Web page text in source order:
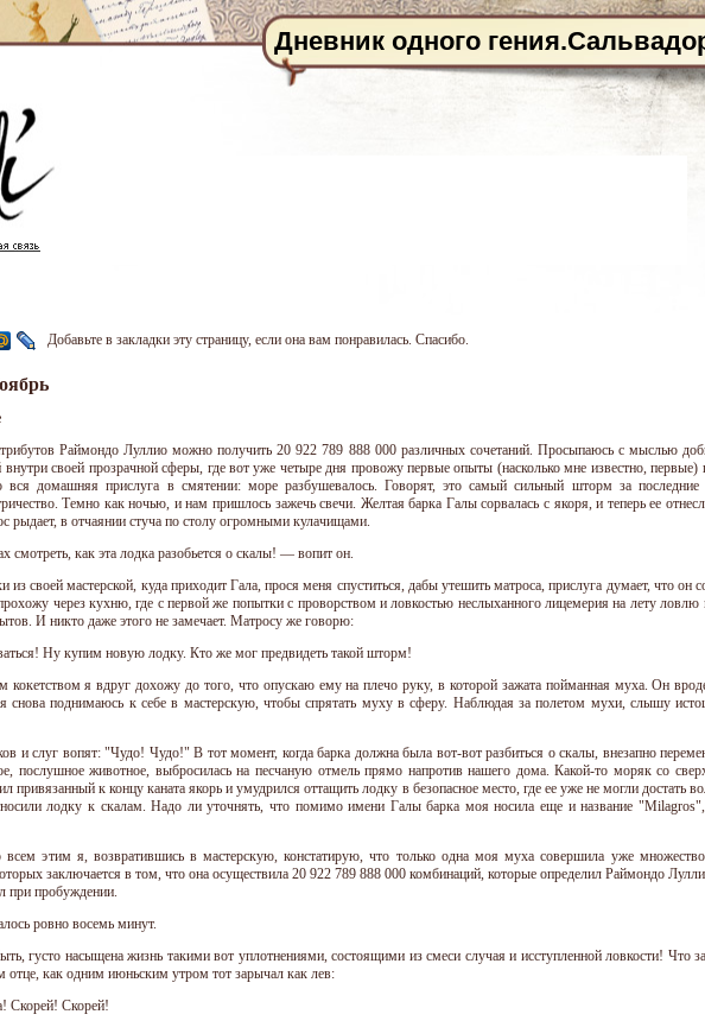
Дневник одного
Добавьте в закладки эту страницу, если она вам понравилась. Спасибо.
Раймондо Луллио можно получить 20 922 789 888 000 различных сочетаний. Просыпаюсь с мыслью
внутри своей прозрачной сферы, где вот уже четыре дня провожу первые опыты (насколько мне известно,
вся домашняя прислуга в смятении: море разбушевалось. Говорят, это самый сильный шторм за последние
Темно как ночью, и нам пришлось зажечь свечи. Желтая барка Галы сорвалась с якоря, и теперь ее
рыдает, в отчаянии стуча по столу огромными кулачищами.
смотреть, как эта лодка разобьется о скалы! — вопит он.
из своей мастерской, куда приходит Гала, прося меня спуститься, дабы утешить матроса, прислуга думает, что он
через кухню, где с первой же попытки с проворством и ловкостью неслыханного лицемерия на лету ловлю
И никто даже этого не замечает. Матросу же говорю:
Ну купим новую лодку. Кто же мог предвидеть такой шторм!
кокетством я вдруг дохожу до того, что опускаю ему на плечо руку, в которой зажата пойманная муха. Он
я снова поднимаюсь к себе в мастерскую, чтобы спрятать муху в сферу. Наблюдая за полетом мухи, слышу
и слуг вопят: "Чудо! Чудо!" В тот момент, когда барка должна была вот-вот разбиться о скалы, внезапно
послушное животное, выбросилась на песчаную отмель прямо напротив нашего дома. Какой-то моряк со
привязанный к концу каната якорь и умудрился оттащить лодку в безопасное место, где ее уже не могли достать
лодку к скалам. Надо ли уточнять, что помимо имени Галы барка моя носила еще и название "Milagros",
этим я, возвратившись в мастерскую, констатирую, что только одна моя муха совершила уже
заключается в том, что она осуществила 20 922 789 888 000 комбинаций, которые определил Раймондо
при пробуждении.
ровно восемь минут.
густо насыщена жизнь такими вот уплотнениями, состоящими из смеси случая и исступленной ловкости! Что
отце, как одним июньским утром тот зарычал как лев:
Скорей! Скорей!